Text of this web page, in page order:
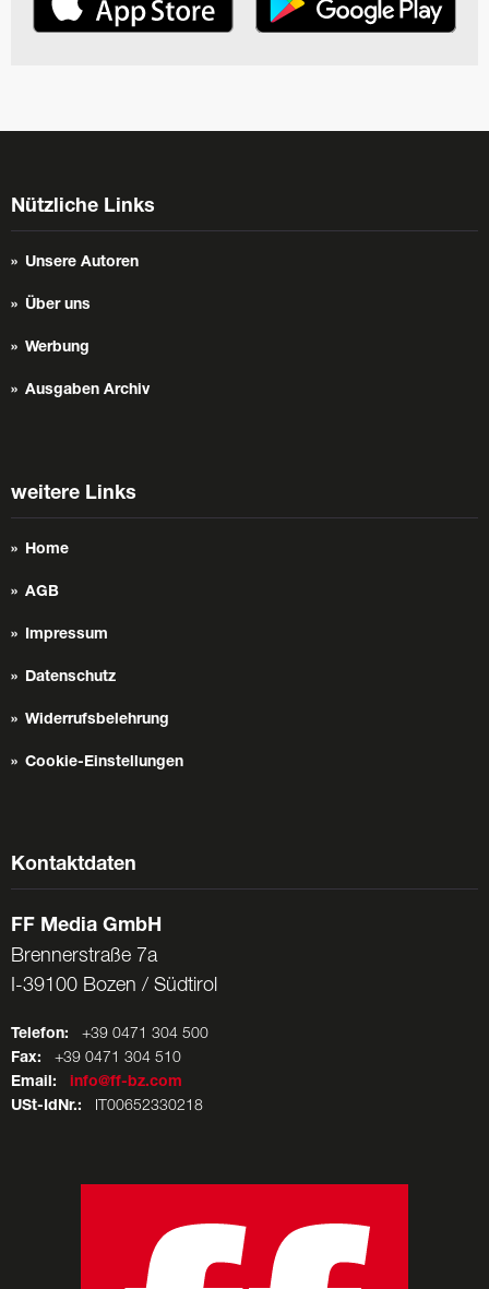
Nützliche Links
Unsere Autoren
Über uns
Werbung
Ausgaben Archiv
weitere Links
Home
AGB
Impressum
Datenschutz
Widerrufsbelehrung
Cookie-Einstellungen
Kontaktdaten
FF Media GmbH
Brennerstraße 7a
I-39100 Bozen / Südtirol
Telefon: +39 0471 304 500
Fax: +39 0471 304 510
Email:
info@ff-bz.com
USt-IdNr.: IT00652330218